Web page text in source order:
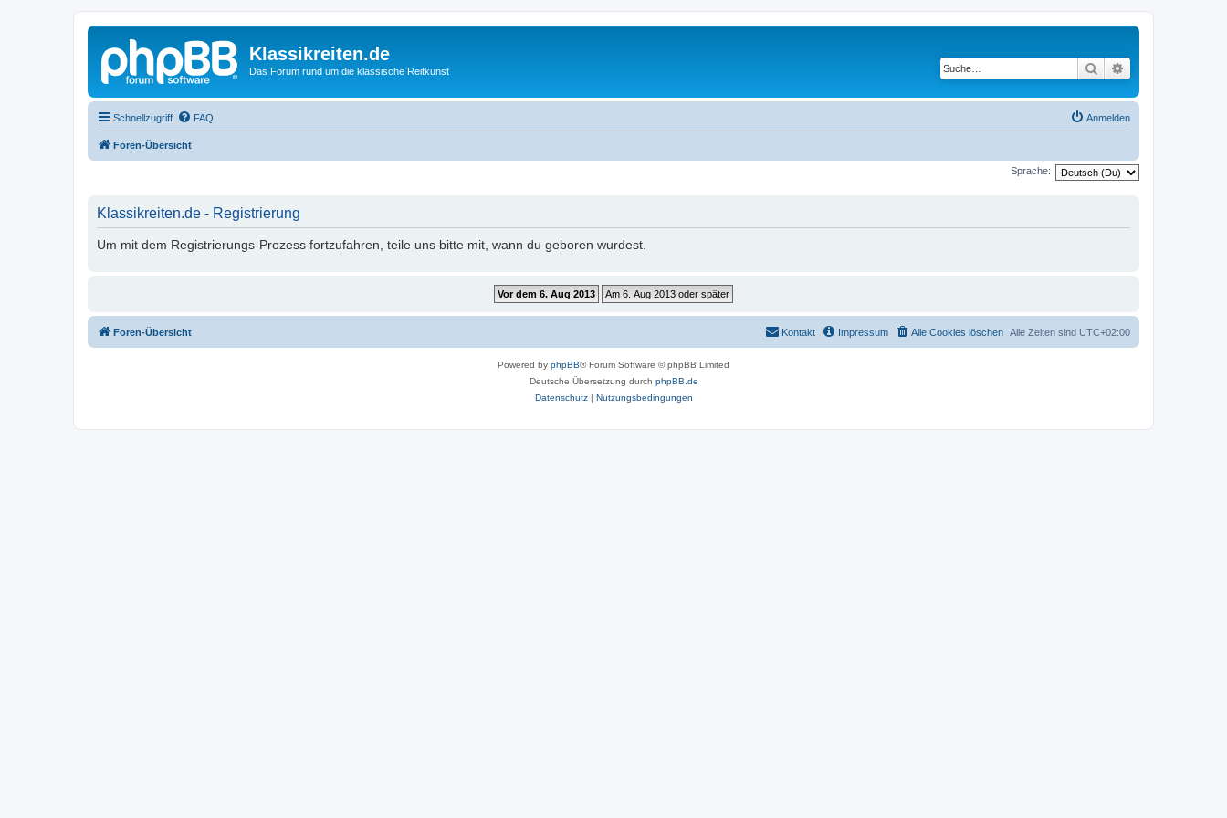
Klassikreiten.de
Das Forum rund um die klassische Reitkunst Suche
Schnellzugriff FAQ Anmelden
Foren-Übersicht
Sprache:
Klassikreiten.de - Registrierung
Um mit dem Registrierungs-Prozess fortzufahren, teile uns bitte mit, wann du geboren wurdest.
Foren-Übersicht Alle Zeiten sind UTC+02:00
Alle Cookies löschen
Impressum
Kontakt
Powered by phpBB® Forum Software © phpBB Limited
Deutsche Übersetzung durch phpBB.de
Datenschutz| Nutzungsbedingungen